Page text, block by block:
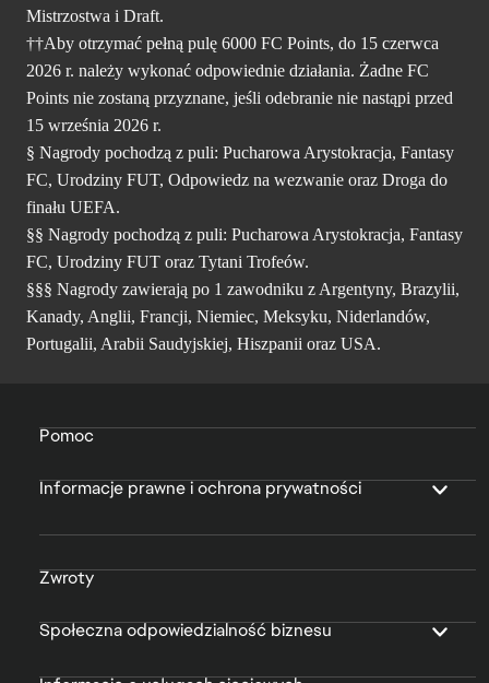
Mistrzostwa i Draft.
††Aby otrzymać pełną pulę 6000 FC Points, do 15 czerwca
2026 r. należy wykonać odpowiednie działania. Żadne FC
Points nie zostaną przyznane, jeśli odebranie nie nastąpi przed
15 września 2026 r.
§ Nagrody pochodzą z puli: Pucharowa Arystokracja, Fantasy
FC, Urodziny FUT, Odpowiedz na wezwanie oraz Droga do
finału UEFA.
§§ Nagrody pochodzą z puli: Pucharowa Arystokracja, Fantasy
FC, Urodziny FUT oraz Tytani Trofeów.
§§§ Nagrody zawierają po 1 zawodniku z Argentyny, Brazylii,
Kanady, Anglii, Francji, Niemiec, Meksyku, Niderlandów,
Portugalii, Arabii Saudyjskiej, Hiszpanii oraz USA.
Pomoc
Informacje prawne i ochrona prywatności
Zwroty
Społeczna odpowiedzialność biznesu